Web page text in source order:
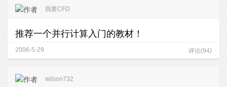
我要CFD
推荐一个并行计算入门的教材！
2006-5-29 评论(94)
wilson732